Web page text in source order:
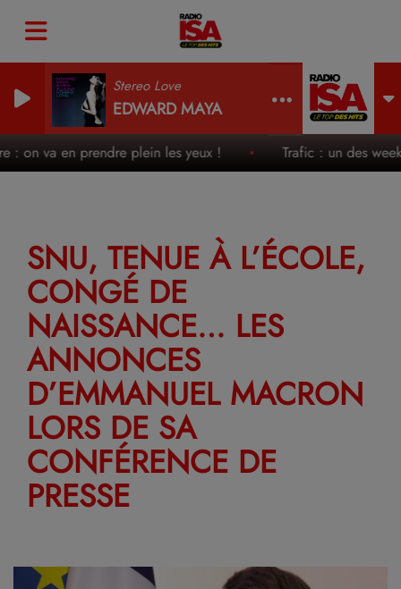
Stereo Love
EDWARD MAYA
va en prendre plein les yeux ! Trafic : un des
SNU, TENUE À L’ÉCOLE,
CONGÉ DE
NAISSANCE… LES
ANNONCES
D’EMMANUEL MACRON
LORS DE SA
CONFÉRENCE DE
PRESSE